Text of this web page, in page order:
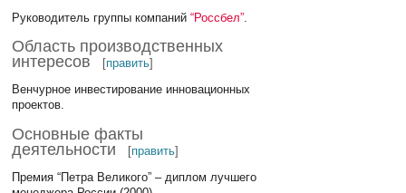
Руководитель группы компаний“Россбел”.
Область производственных
интересов
[править]
Венчурное инвестирование инновационных
проектов.
Основные факты
деятельности
[править]
Премия “Петра Великого” – диплом лучшего